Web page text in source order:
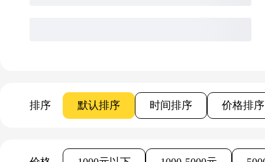
排序 默认排序 时间排序 价格排序